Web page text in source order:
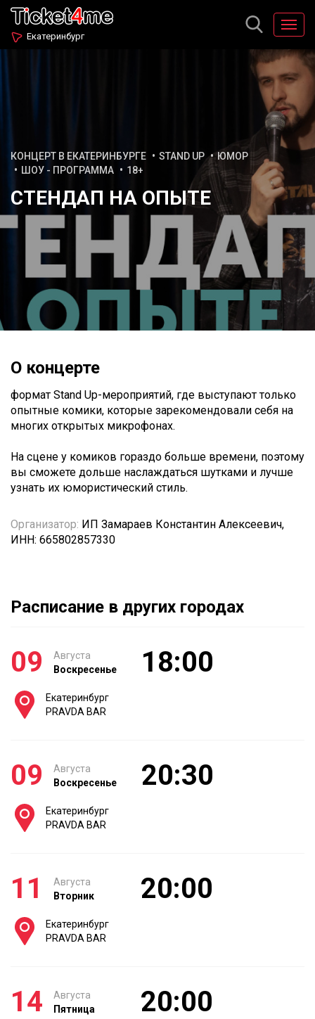
Екатеринбург
КОНЦЕРТ В ЕКАТЕРИНБУРГЕ STAND UP
ЮМОР
ШОУ - ПРОГРАММА
18+
СТЕНДАП НА ОПЫТЕ
О концерте
формат Stand Up-мероприятий, где выступают только
опытные комики, которые зарекомендовали себя на
многих открытых микрофонах.
На сцене у комиков гораздо больше времени, поэтому
вы сможете дольше наслаждаться шутками и лучше
узнать их юмористический стиль.
Организатор: ИП Замараев Константин Алексеевич,
ИНН: 665802857330
Расписание в других городах
09
Августа
Воскресенье
18:00
Екатеринбург
PRAVDA BAR
09
Августа
Воскресенье
20:30
Екатеринбург
PRAVDA BAR
11
Августа
Вторник
20:00
Екатеринбург
PRAVDA BAR
14
Августа
Пятница
20:00